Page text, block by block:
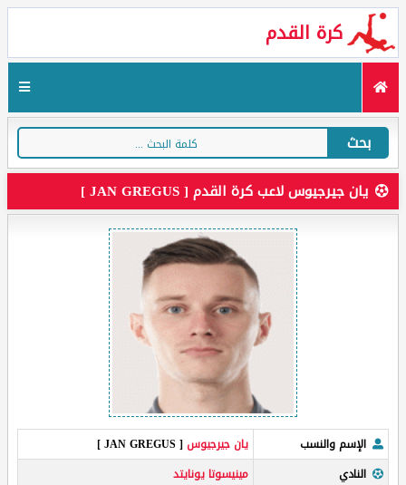
كرة القدم
بحث
يان جيرجيوس لاعب كرة القدم [ JAN GREGUS ]
الإسم والنسب يان جيرجيوس [ JAN GREGUS ]
النادي
مينيسوتا يونايتد